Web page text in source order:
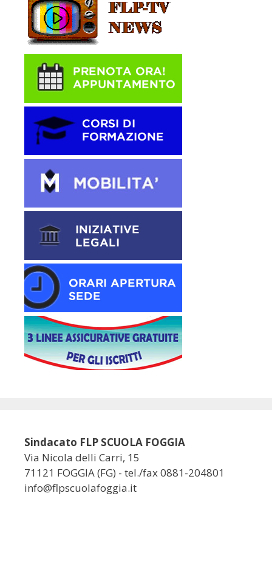
Sindacato FLP SCUOLA FOGGIA
Via Nicola delli Carri, 15
71121 FOGGIA (FG) - tel./fax 0881-204801
info@flpscuolafoggia.it